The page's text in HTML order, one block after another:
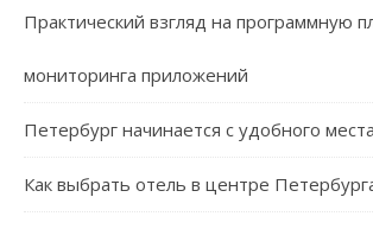
Практический взгляд на программную
мониторинга приложений
Петербург начинается с удобного
Как выбрать отель в центре